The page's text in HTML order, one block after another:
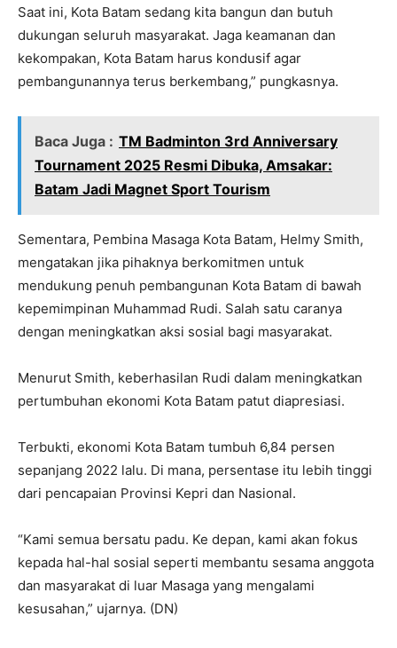
Saat ini, Kota Batam sedang kita bangun dan butuh
dukungan seluruh masyarakat. Jaga keamanan dan
kekompakan, Kota Batam harus kondusif agar
pembangunannya terus berkembang,” pungkasnya.
Baca Juga : TM Badminton 3rd Anniversary
Tournament 2025 Resmi Dibuka, Amsakar:
Batam Jadi Magnet Sport Tourism
Sementara, Pembina Masaga Kota Batam, Helmy Smith,
mengatakan jika pihaknya berkomitmen untuk
mendukung penuh pembangunan Kota Batam di bawah
kepemimpinan Muhammad Rudi. Salah satu caranya
dengan meningkatkan aksi sosial bagi masyarakat.
Menurut Smith, keberhasilan Rudi dalam meningkatkan
pertumbuhan ekonomi Kota Batam patut diapresiasi.
Terbukti, ekonomi Kota Batam tumbuh 6,84 persen
sepanjang 2022 lalu. Di mana, persentase itu lebih tinggi
dari pencapaian Provinsi Kepri dan Nasional.
“Kami semua bersatu padu. Ke depan, kami akan fokus
kepada hal-hal sosial seperti membantu sesama anggota
dan masyarakat di luar Masaga yang mengalami
kesusahan,” ujarnya. (DN)